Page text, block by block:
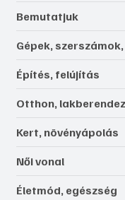
Bemutatjuk
Gépek,
Építés, felújítás
Otthon,
Kert, növényápolás
Női vonal
Életmód, egészség